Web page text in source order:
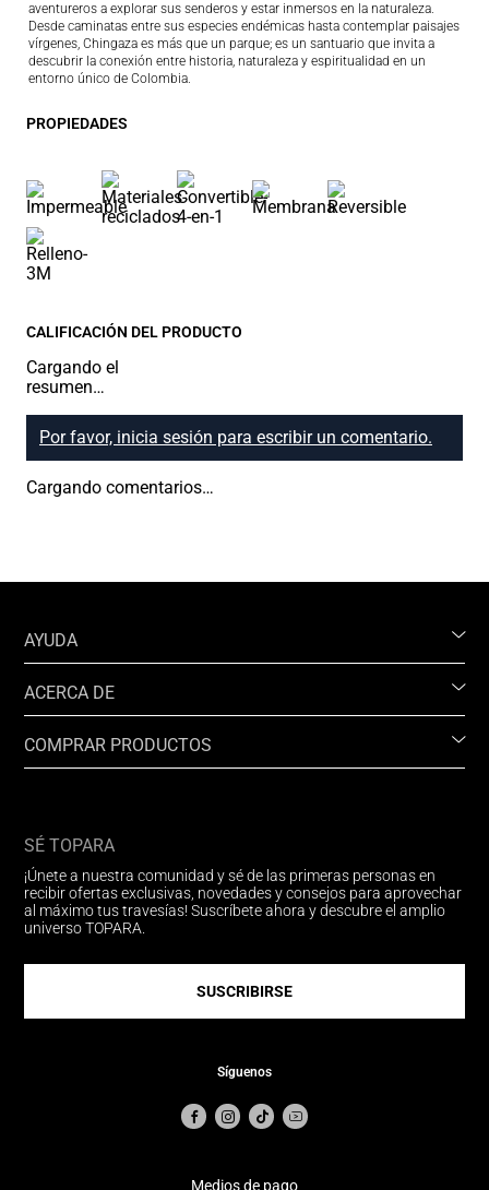
aventureros a explorar sus senderos y estar inmersos en la naturaleza.
Desde caminatas entre sus especies endémicas hasta contemplar paisajes
vírgenes, Chingaza es más que un parque; es un santuario que invita a
descubrir la conexión entre historia, naturaleza y espiritualidad en un
entorno único de Colombia.
PROPIEDADES
CALIFICACIÓN DEL PRODUCTO
Cargando el
resumen…
Por favor, inicia sesión para escribir un comentario.
Cargando comentarios…
AYUDA
ACERCA DE
COMPRAR PRODUCTOS
SÉ TOPARA
¡Únete a nuestra comunidad y sé de las primeras personas en
recibir ofertas exclusivas, novedades y consejos para aprovechar
al máximo tus travesías! Suscríbete ahora y descubre el amplio
universo TOPARA.
SUSCRIBIRSE
Síguenos
Medios de pago